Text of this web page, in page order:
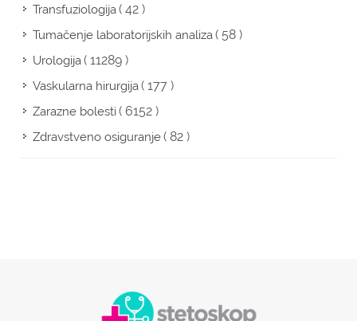
Transfuziologija( 42 )
Tumačenje laboratorijskih analiza( 58 )
Urologija( 11289 )
Vaskularna hirurgija( 177 )
Zarazne bolesti( 6152 )
Zdravstveno osiguranje( 82 )